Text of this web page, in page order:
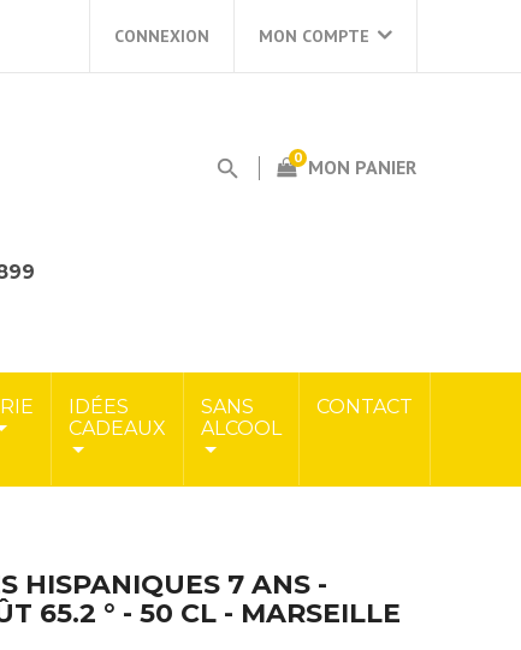
MON COMPTE
CONNEXION
MON PANIER
0
IDÉES
CADEAUX
SANS
ALCOOL
CONTACT
HISPANIQUES 7 ANS -
65.2 ° - 50 CL - MARSEILLE